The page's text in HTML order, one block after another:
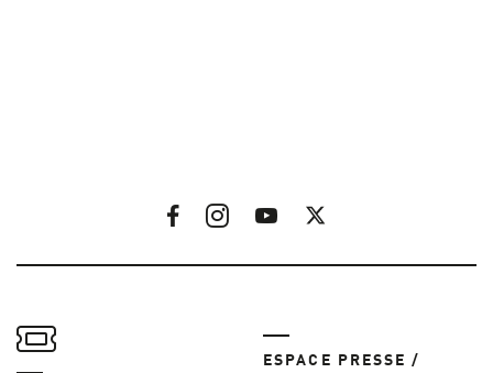
ESPACE PRESSE /